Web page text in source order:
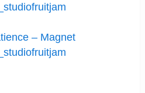
– Magnet